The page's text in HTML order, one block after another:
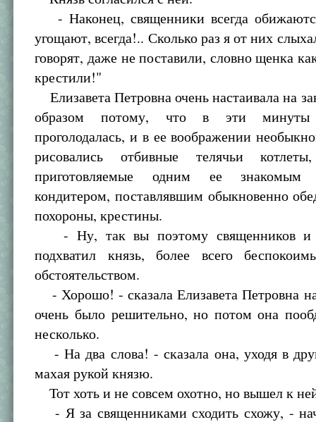
- Наконец, священники всегда
угощают, всегда!.. Сколько раз я от них
говорят, даже не поставили, словно щенка
крестили!"
Елизавета Петровна очень настаивала на
образом потому, что в эти минуты
проголодалась, и в ее воображении
рисовались отбивные телячьи
приготовляемые одним ее знакомым
кондитером, поставлявшим обыкновенно
похороны, крестины.
- Ну, так вы поэтому священников и
подхватил князь, более всего
обстоятельством.
- Хорошо! - сказала Елизавета Петровна
очень было решительно, но потом она
несколько.
- На два слова! - сказала она, уходя в
махая рукой князю.
Тот хоть и не совсем охотно, но вышел к
- Я за священниками сходить схожу, -